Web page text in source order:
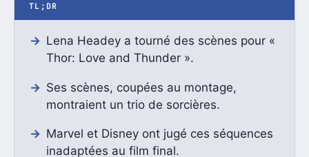
TL;DR
Lena Headey a tourné des scènes pour «
Thor: Love and Thunder ».
Ses scènes, coupées au montage,
montraient un trio de sorcières.
Marvel et Disney ont jugé ces séquences
inadaptées au film final.